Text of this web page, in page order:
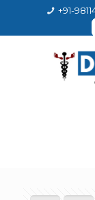
+91-